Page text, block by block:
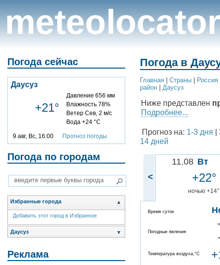
meteolocator
Погода сейчас
Даусуз
+21°
Давление 656 мм
Влажность 78%
Ветер Сев, 2 м/с
Вода +24 °C
9 авг, Вс, 16:00 Прогноз погоды
Погода по городам
Избранные города ▲
Добавить этот город в Избранное
Даусуз ▼
Реклама
Погода в
Главная Cтраны Россия
район
Даусуз
Ниже представлен
Подробнее...
Прогноз на: 1-3 дня
14 дней
<
11.08 Вт
+22°
ночью +14°
Время суток
Погодные явления
Температура воздуха,°C